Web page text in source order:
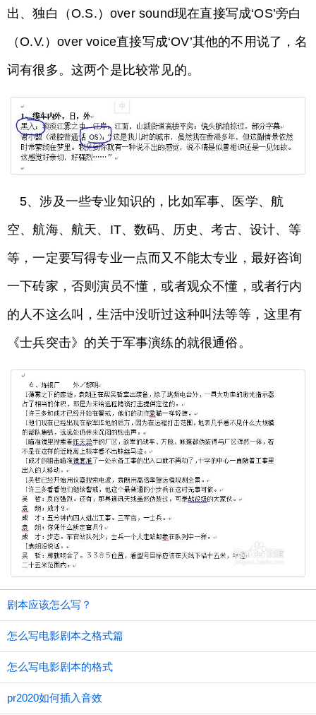
出、独白（O.S.）over sound现在直接写成‘OS’旁白
（O.V.）over voice直接写成‘OV’其他的不用说了，名
词有很多。这两个是比较常见的。
5、涉及一些专业知识的，比如军事、医学、航
空、航海、航天、IT、数码、历史、考古、设计、等
等，一定要写得专业一点而又不能太专业，最好咨询
一下砖家，否则演员不懂，或者观众不懂，或者行内
的人不这么叫，生活中没听过这种叫法等等，这里有
《士兵突击》的关于军事演练的就很通俗。
剧本应该怎么写？
怎么写电影剧本之格式篇
怎么写电影剧本的格式
pr2020如何插入音效